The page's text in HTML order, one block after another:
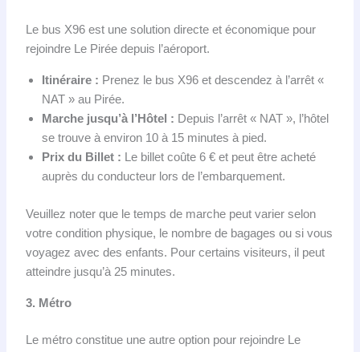
Le bus X96 est une solution directe et économique pour
rejoindre Le Pirée depuis l’aéroport.
Itinéraire : Prenez le bus X96 et descendez à l’arrêt «
NAT » au Pirée.
Marche jusqu’à l’Hôtel : Depuis l’arrêt « NAT », l’hôtel
se trouve à environ 10 à 15 minutes à pied.
Prix du Billet : Le billet coûte 6 € et peut être acheté
auprès du conducteur lors de l’embarquement.
Veuillez noter que le temps de marche peut varier selon
votre condition physique, le nombre de bagages ou si vous
voyagez avec des enfants. Pour certains visiteurs, il peut
atteindre jusqu’à 25 minutes.
3. Métro
Le métro constitue une autre option pour rejoindre Le